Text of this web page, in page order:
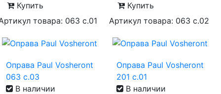
Купить
товара: 063 с.01
Купить
Артикул товара: 063 с.02
Оправа Paul Vosheront
063 с.03
В наличии
Оправа Paul Vosheront
201 с.01
В наличии